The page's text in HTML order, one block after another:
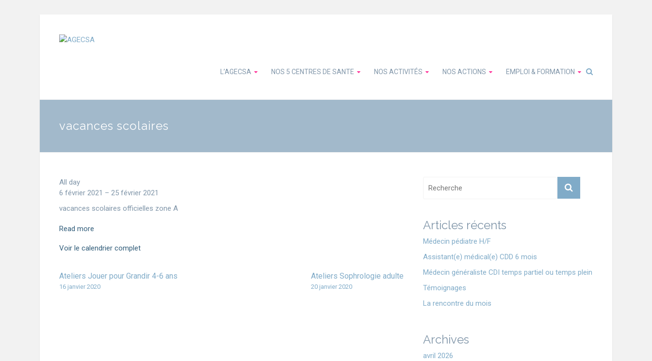
L’AGECSA NOS 5 CENTRES DE SANTE NOS ACTIVITÉS NOS ACTIONS EMPLOI & FORMATION
vacances scolaires
All day
6 février 2021 – 25 février 2021
vacances scolaires officielles zone A
Read more
Voir le calendrier complet
Ateliers Jouer pour Grandir 4-6 ans
16 janvier 2020
Ateliers Sophrologie adulte
20 janvier 2020
Articles récents
Médecin pédiatre H/F
Assistant(e) médical(e) CDD 6 mois
Médecin généraliste CDI temps partiel ou temps plein
Témoignages
La rencontre du mois
Archives
avril 2026